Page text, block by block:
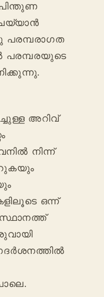
പരമ്പരാഗത
പരമ്പരയുടെ
അറിവ്
നിന്ന്
ഒന്ന്